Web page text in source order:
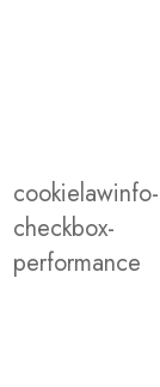
cookielawinfo-
checkbox-
performance